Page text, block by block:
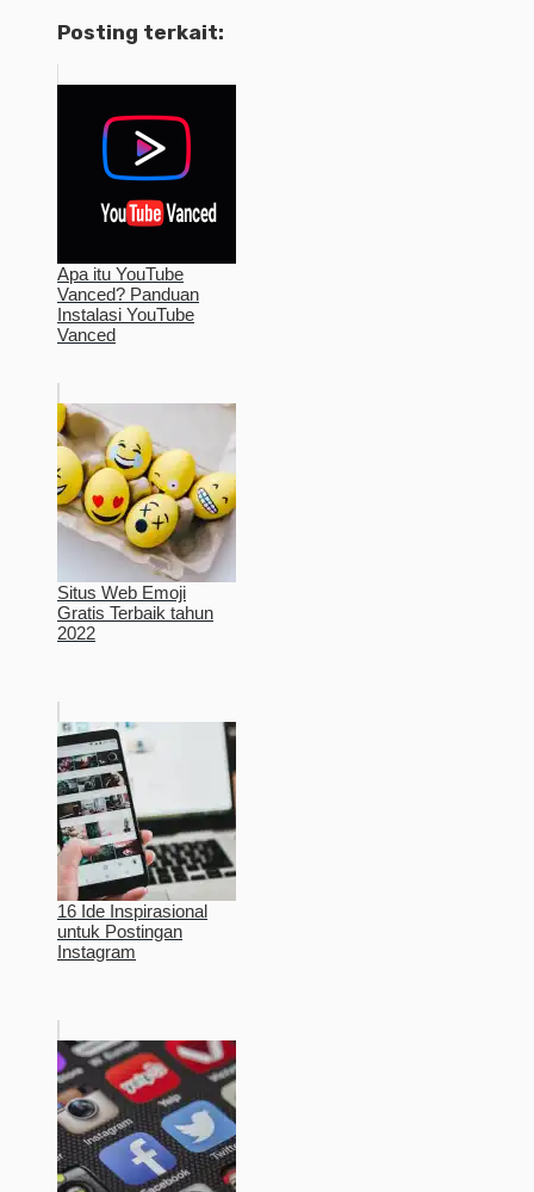
Posting terkait:
Apa itu YouTube
Vanced? Panduan
Instalasi YouTube
Vanced
Situs Web Emoji
Gratis Terbaik tahun
2022
16 Ide Inspirasional
untuk Postingan
Instagram